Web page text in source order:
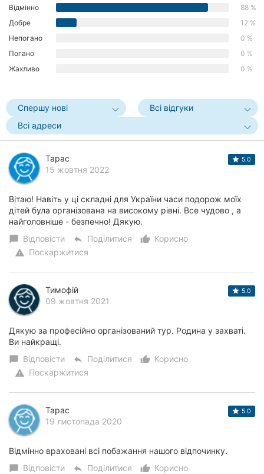
Херсон
Чернігів
Чернівці
Суми
Івано-
Франківськ
Луцьк
Ужгород
Карпати
Відмінно
88 %
Добре
12 %
Непогано
0 %
Погано
0 %
Жахливо
0 %
Спершу нові
Всі відгуки
Всі адреси
Тарас
15 жовтня 2022
5.0
Вітаю! Навіть у ці складні для України часи подорож моїх
дітей була організована на високому рівні. Все чудово , а
найголовніше - безпечно! Дякую.
chat_bubble Відповісти reply Поділитися thumb_up_alt
Корисно
warning Поскаржитися
Тимофій
09 жовтня 2021
5.0
Дякую за професійно організований тур. Родина у захваті.
Ви найкращі.
chat_bubble Відповісти reply Поділитися thumb_up_alt
Корисно
warning Поскаржитися
Тарас
19 листопада 2020
5.0
Відмінно враховані всі побажання нашого відпочинку.
chat_bubble Відповісти reply Поділитися thumb_up_alt
Корисно